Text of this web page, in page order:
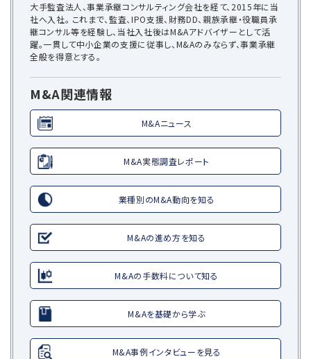
大手監査法人、事業承継コンサルティング会社を経て、2015年に当
社へ入社。 これまで、監査、IPO支援、財務DD、親族承継・役職員承
継コンサル等を経験し、当社入社後はM&Aアドバイザーとして活
躍。一貫して中小企業の支援に従事し、M&Aのみならず、事業承継
全般を得意とする。
M&A関連情報
M&Aニュース
M&A実態調査レポート
業種別のM&A動向を知る
M&Aの進め方を知る
M&Aの手数料について知る
M&Aを基礎から学ぶ
M&A事例インタビューを見る